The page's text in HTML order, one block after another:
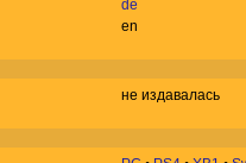
de
en
не издавалась